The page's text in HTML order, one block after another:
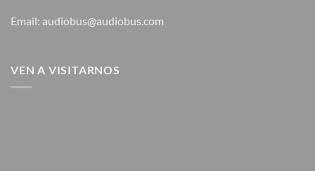
Email: audiobus@audiobus.com
VEN A VISITARNOS